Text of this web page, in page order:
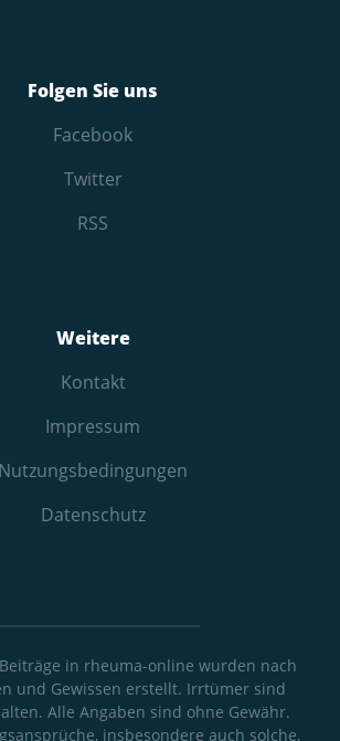
Folgen Sie uns
Facebook
Twitter
RSS
Weitere
Kontakt
Impressum
Nutzungs­bedingungen
Datenschutz
in rheuma-online wurden nach
und Gewissen erstellt. Irrtümer sind
Alle Angaben sind ohne Gewähr.
insbesondere auch solche,